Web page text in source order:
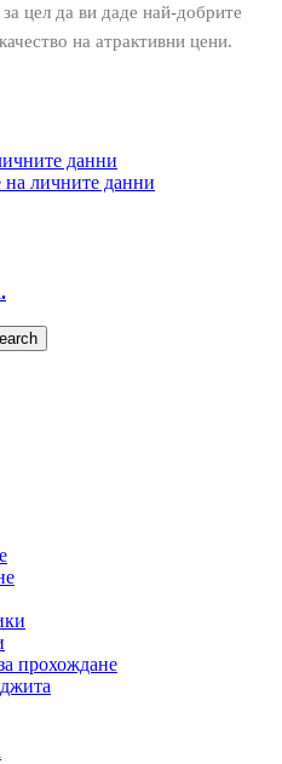
цел да ви даде най-добрите
на атрактивни цени.
данни
на личните данни
прохождане